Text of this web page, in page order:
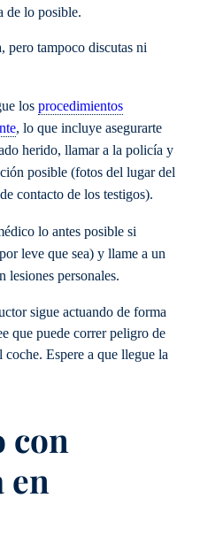
de lo posible.
pero tampoco discutas ni
los procedimientos
, lo que incluye asegurarte
herido, llamar a la policía y
posible (fotos del lugar del
contacto de los testigos).
lo antes posible si
leve que sea) y llame a un
lesiones personales.
sigue actuando de forma
que puede correr peligro de
Espere a que llegue la
con
en